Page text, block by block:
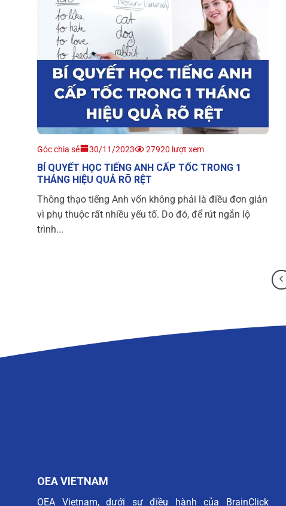
Góc chia sẻ 30/11/2023 27920 lượt xem
BÍ QUYẾT HỌC TIẾNG ANH CẤP TỐC TRONG 1
THÁNG HIỆU QUẢ RÕ RỆT
Thông thạo tiếng Anh vốn không phải là điều đơn giản
vì phụ thuộc rất nhiều yếu tố. Do đó, để rút ngắn lộ
trình...
OEA VIETNAM
OEA Vietnam, dưới sự điều hành của BrainClick